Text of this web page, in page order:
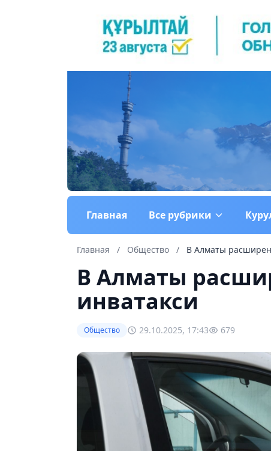
Главная Все рубрики
Главная / Общество / В Алматы
В Алматы
инватакси
Общество 29.10.2025, 17:43 679